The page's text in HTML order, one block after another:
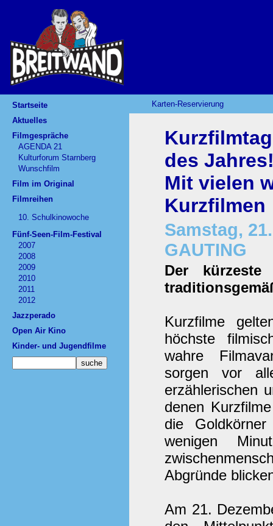
Startseite
Aktuelles
Filmgespräche
AGENDA 21
Kulturforum Starnberg
Wunschfilm
Film im Original
Filmreihen
10. Schulkinowoche
Fünf-Seen-Film-Festival
2007
2008
2009
2010
2011
2012
Jazzperado
Open Air Kino
Kinder- und Jugendfilme
Karten-Reservierung
des
Mit vielen
Kurzfilmen
Samstag,
GAUTING
Der
Kurzfilme
höchste
wahre
sorgen vor
erzählerischen
denen
die
wenigen
Abgründe
Am 21.